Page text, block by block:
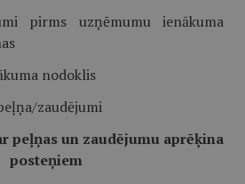
pirms uzņēmumu ienākuma
nodoklis
zaudējumi
peļņas un zaudējumu aprēķina
posteņiem